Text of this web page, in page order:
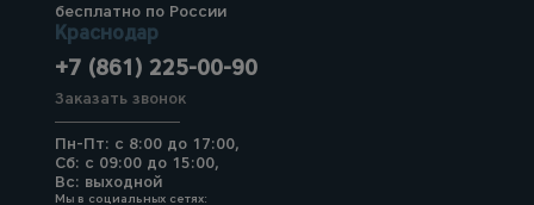
бесплатно по России
Краснодар
+7 (861) 225-00-90
Заказать звонок
Пн-Пт: с 8:00 до 17:00,
Сб: с 09:00 до 15:00,
Вс: выходной
Мы в социальных сетях: